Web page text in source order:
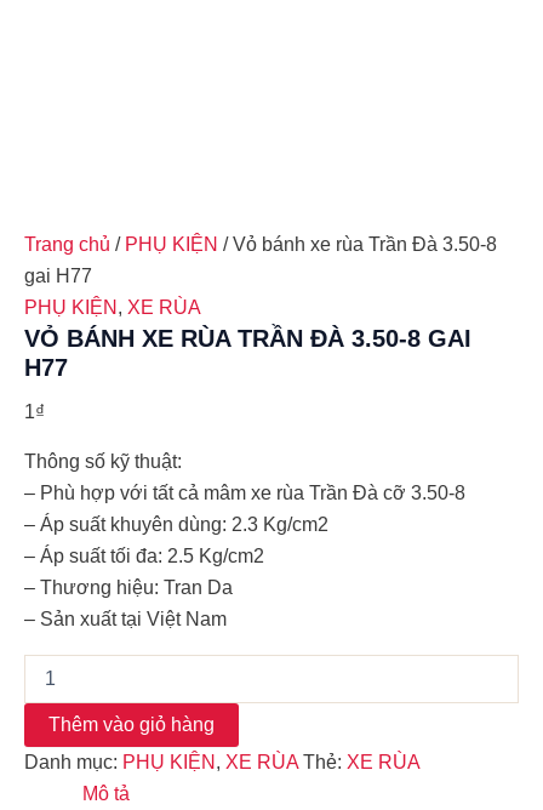
Trang chủ / PHỤ KIỆN / Vỏ bánh xe rùa Trần Đà 3.50-8
gai H77
PHỤ KIỆN , XE RÙA
VỎ BÁNH XE RÙA TRẦN ĐÀ 3.50-8 GAI
H77
1₫
Thông số kỹ thuật:
– Phù hợp với tất cả mâm xe rùa Trần Đà cỡ 3.50-8
– Áp suất khuyên dùng: 2.3 Kg/cm2
– Áp suất tối đa: 2.5 Kg/cm2
– Thương hiệu: Tran Da
– Sản xuất tại Việt Nam
Thêm vào giỏ hàng
Danh mục: PHỤ KIỆN , XE RÙA Thẻ: XE RÙA
Mô tả